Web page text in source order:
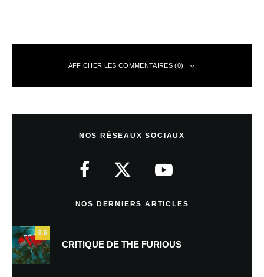
AFFICHER LES COMMENTAIRES (0)
NOS RÉSEAUX SOCIAUX
NOS DERNIERS ARTICLES
9.5
CRITIQUE DE THE FURIOUS